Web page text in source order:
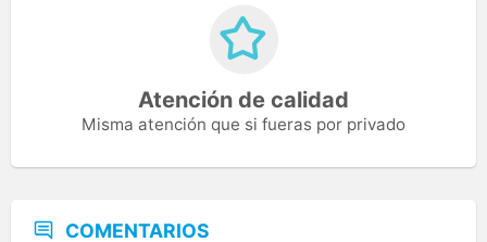
Atención de calidad
Misma atención que si fueras por privado
COMENTARIOS